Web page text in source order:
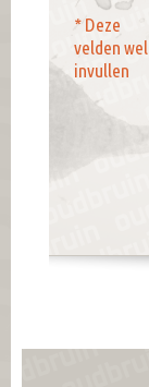
* Deze
velden wel
invullen